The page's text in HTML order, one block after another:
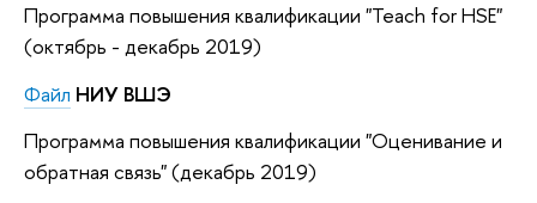
Программа повышения квалификации "Teach for HSE"
(октябрь - декабрь 2019)
Файл НИУ ВШЭ
Программа повышения квалификации "Оценивание и
обратная связь" (декабрь 2019)